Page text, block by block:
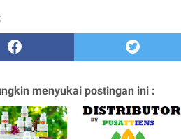
menyukai postingan ini :